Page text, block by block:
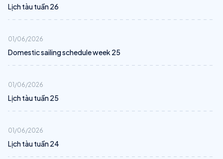
Lịch tàu tuần 26
01/06/2026
Domestic sailing schedule week 25
01/06/2026
Lịch tàu tuần 25
01/06/2026
Lịch tàu tuần 24